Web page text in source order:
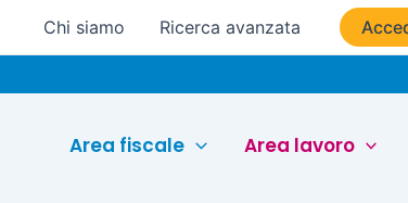
Chi siamo Ricerca avanzata
Area fiscale Area lavoro